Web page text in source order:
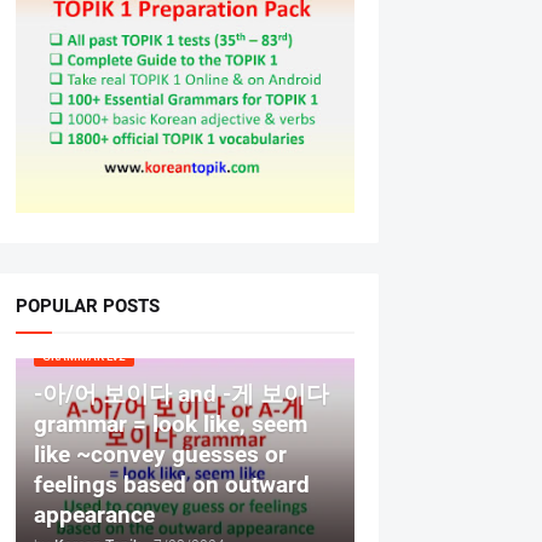
POPULAR POSTS
GRAMMAR LV2
-아/어 보이다 and -게 보이다
grammar = look like, seem
like ~convey guesses or
feelings based on outward
appearance